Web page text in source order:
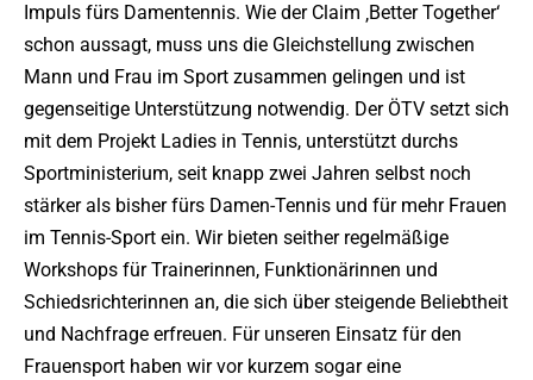
Impuls fürs Damentennis. Wie der Claim ‚Better Together‘
schon aussagt, muss uns die Gleichstellung zwischen
Mann und Frau im Sport zusammen gelingen und ist
gegenseitige Unterstützung notwendig. Der ÖTV setzt sich
mit dem Projekt Ladies in Tennis, unterstützt durchs
Sportministerium, seit knapp zwei Jahren selbst noch
stärker als bisher fürs Damen-Tennis und für mehr Frauen
im Tennis-Sport ein. Wir bieten seither regelmäßige
Workshops für Trainerinnen, Funktionärinnen und
Schiedsrichterinnen an, die sich über steigende Beliebtheit
und Nachfrage erfreuen. Für unseren Einsatz für den
Frauensport haben wir vor kurzem sogar eine